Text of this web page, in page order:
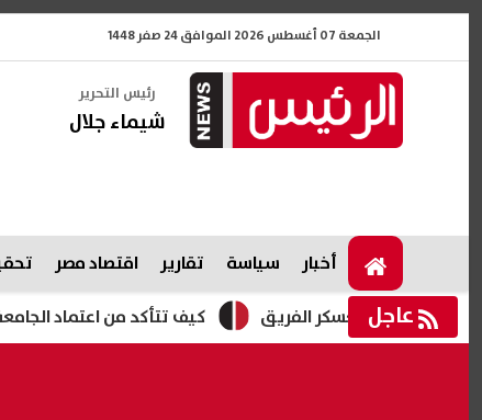
الجمعة 07 أغسطس 2026 الموافق 24 صفر 1448
رئيس التحرير
شيماء جلال
أخبار سياسة تقارير اقتصاد مصر
عاجل كيف تتأكد من اعتماد الجامعة أو عن معسكر الفريق